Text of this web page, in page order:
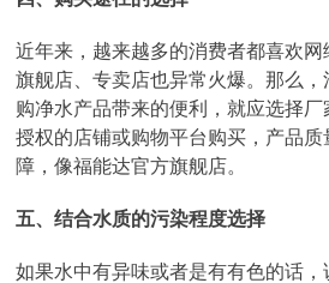
近年来，越来越多的消费者都喜欢
旗舰店、专卖店也异常火爆。那么，
购净水产品带来的便利，就应选择
授权的店铺或购物平台购买，产品
障，像福能达官方旗舰店。
五、结合水质的污染程度选择
如果水中有异味或者是有有色的话